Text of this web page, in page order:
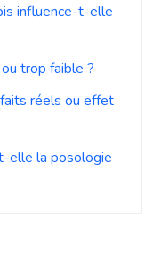
influence-t-elle
trop faible ?
réels ou effet
elle la posologie